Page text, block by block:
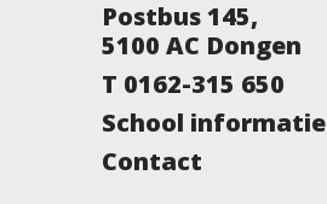
Postbus 145,
5100 AC Dongen
T 0162-315 650
School informatie
Contact